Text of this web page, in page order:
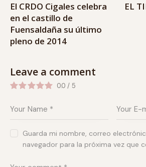
El CRDO Cigales celebra
en el castillo de
Fuensaldaña su último
pleno de 2014
EL
Leave a comment
0.0 / 5
Guarda mi nombre, correo
navegador para la próxima vez que